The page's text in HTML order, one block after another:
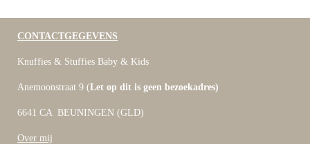
CONTACTGEGEVENS
Knuffies & Stuffies Baby & Kids
Anemoonstraat 9 (Let op dit is geen bezoekadres)
6641 CA BEUNINGEN (GLD)
Over mij